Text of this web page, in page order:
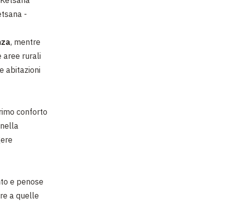
-
, mentre
aree rurali
abitazioni
conforto
e penose
a quelle